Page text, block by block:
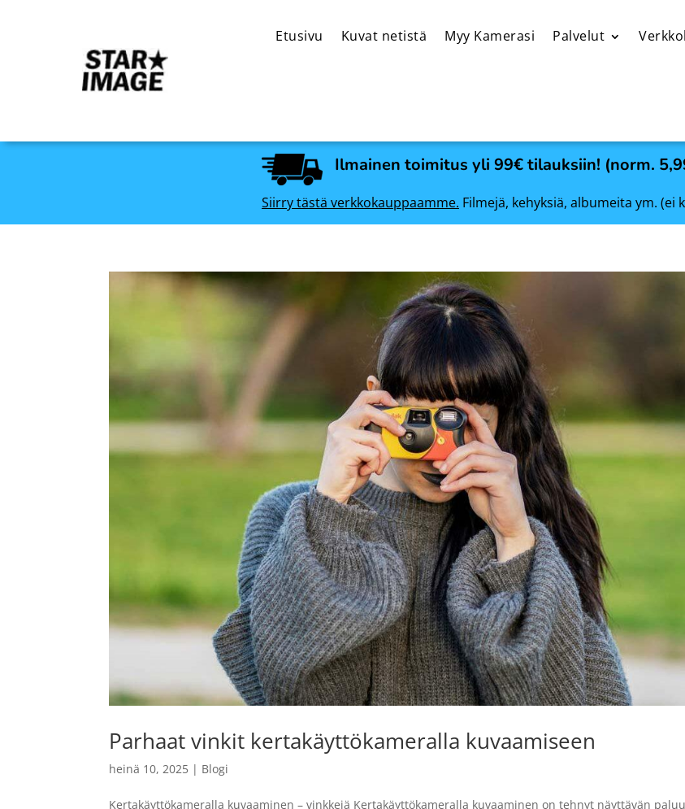
Etusivu Kuvat netistä Myy Kamerasi Palvelut
Ilmainen toimitus yli 99€ tilauksiin! (norm.
Siirry tästä verkkokauppaamme. Filmejä, kehyksiä, albumeita ym. (ei
Parhaat vinkit kertakäyttökameralla kuvaamiseen
heinä 10, 2025 | Blogi
Kertakäyttökameralla kuvaaminen – vinkkejä Kertakäyttökameralla kuvaaminen on tehnyt näyttävän